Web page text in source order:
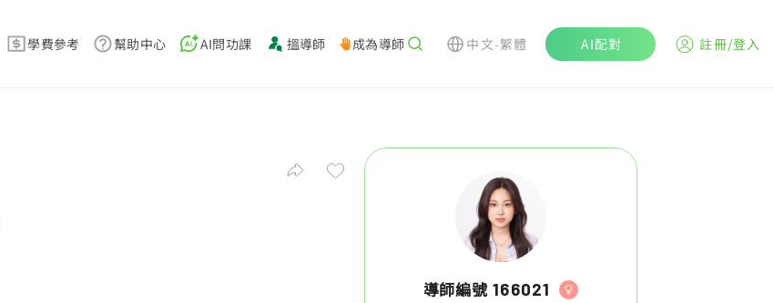
學費參考 幫助中心 AI問功課 搵導師 成為導師 中文-繁體 AI配對 註冊/登入
導師編號 166021